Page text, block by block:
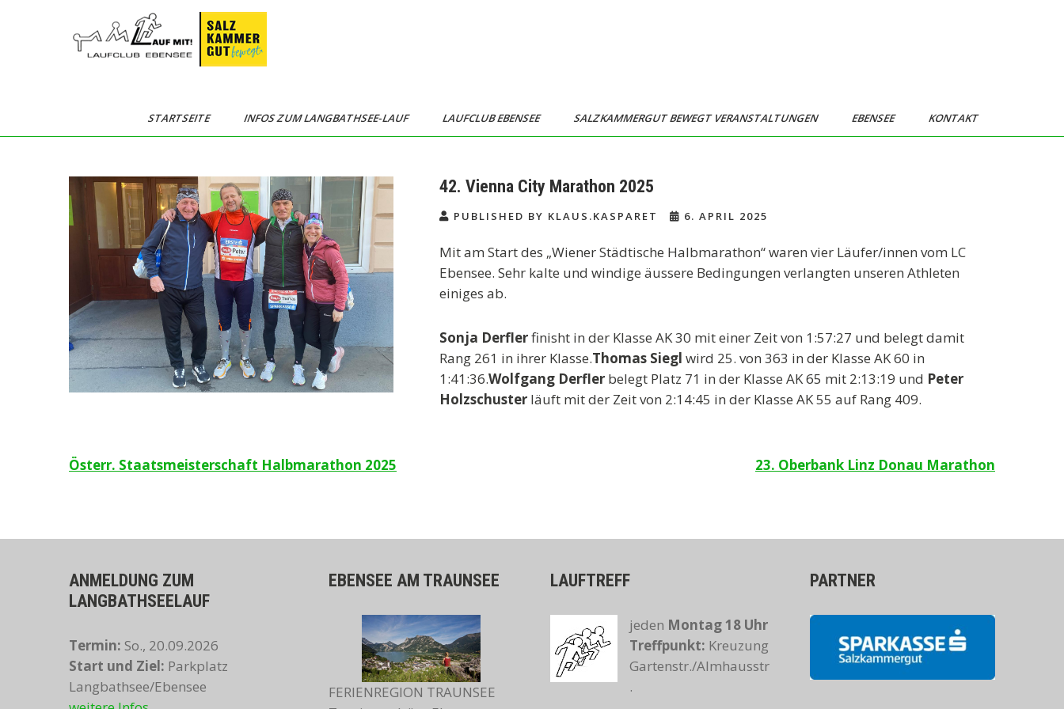
STARTSEITE INFOS ZUM LANGBATHSEE-LAUF LAUFCLUB EBENSEE SALZKAMMERGUT BEWEGT VERANSTALTUNGEN EBENSEE KONTAKT
42. Vienna City Marathon 2025
PUBLISHED BY KLAUS.KASPARET 6. APRIL 2025
Mit am Start des „Wiener Städtische Halbmarathon“ waren vier Läufer/innen vom LC
Ebensee. Sehr kalte und windige äussere Bedingungen verlangten unseren Athleten
einiges ab.
Sonja Derflerfinisht in der Klasse AK 30 mit einer Zeit von 1:57:27 und belegt damit
Rang 261 in ihrer Klasse.Thomas Siegl wird 25. von 363 in der Klasse AK 60 in
1:41:36.Wolfgang Derfler belegt Platz 71 in der Klasse AK 65 mit 2:13:19 und Peter
Holzschuster läuft mit der Zeit von 2:14:45 in der Klasse AK 55 auf Rang 409.
Beitragsnavigation
Österr. Staatsmeisterschaft Halbmarathon 2025 23. Oberbank Linz Donau Marathon
ANMELDUNG ZUM
LANGBATHSEELAUF
Termin: So., 20.09.2026
Start und Ziel: Parkplatz
Langbathsee/Ebensee
EBENSEE AM TRAUNSEE
FERIENREGION TRAUNSEE
LAUFTREFF
jeden Montag 18 Uhr
Treffpunkt: Kreuzung
Gartenstr./Almhausstr
.
PARTNER